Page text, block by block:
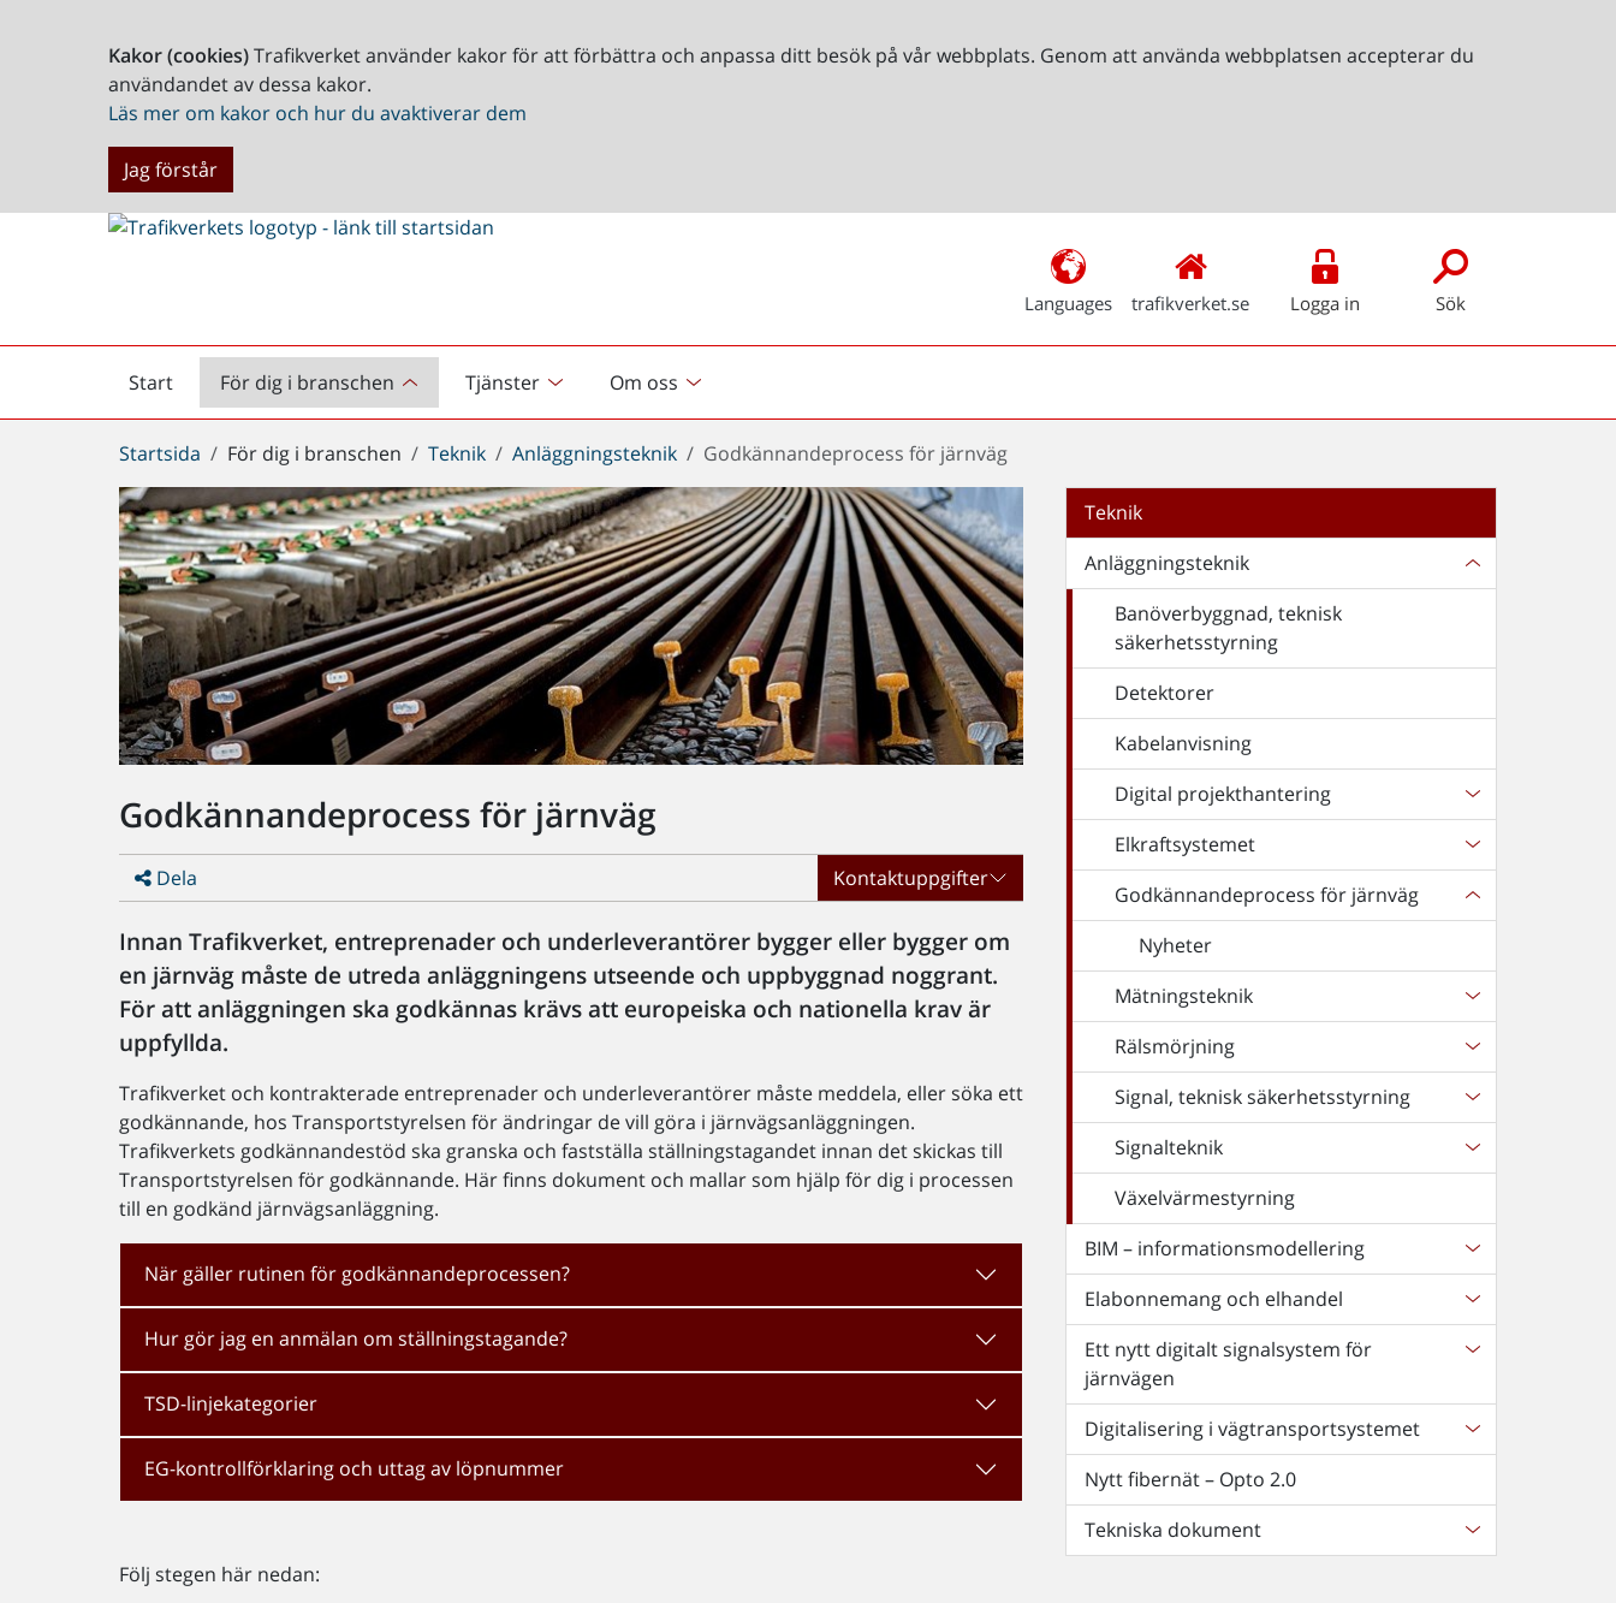
Kakor (cookies)Trafikverket använder kakor för att förbättra och anpassa ditt besök på vår webbplats. Genom att använda webbplatsen accepterar du
användandet av dessa kakor.
Läs mer om kakor och hur du avaktiverar dem
Jag förstår
Languages trafikverket.se Logga in Sök
Start
Startsida För dig i branschen Tjänster Om oss
Du
är
här:
Startsida För dig i branschen Teknik Anläggningsteknik Godkännandeprocess för järnväg
Godkännandeprocess för järnväg
Dela Kontaktuppgifter
Innan Trafikverket, entreprenader och underleverantörer bygger eller bygger om
en järnväg måste de utreda anläggningens utseende och uppbyggnad noggrant.
För att anläggningen ska godkännas krävs att europeiska och nationella krav är
uppfyllda.
Trafikverket och kontrakterade entreprenader och underleverantörer måste meddela, eller söka ett
godkännande, hos Transportstyrelsen för ändringar de vill göra i järnvägsanläggningen.
Trafikverkets godkännandestöd ska granska och fastställa ställningstagandet innan det skickas till
Transportstyrelsen för godkännande. Här finns dokument och mallar som hjälp för dig i processen
till en godkänd järnvägsanläggning.
När gäller rutinen för godkännandeprocessen?
Hur gör jag en anmälan om ställningstagande?
TSD-linjekategorier
EG-kontrollförklaring och uttag av löpnummer
Följ stegen här nedan:
Teknik
Anläggningsteknik
Banöverbyggnad, teknisk
säkerhetsstyrning
Detektorer
Kabelanvisning
Digital projekthantering
Elkraftsystemet
Godkännandeprocess för järnväg
Nyheter
Mätningsteknik
Rälsmörjning
Signal, teknisk säkerhetsstyrning
Signalteknik
Växelvärmestyrning
BIM – informationsmodellering
Elabonnemang och elhandel
Ett nytt digitalt signalsystem för
järnvägen
Digitalisering i vägtransportsystemet
Nytt fibernät – Opto 2.0
Tekniska dokument